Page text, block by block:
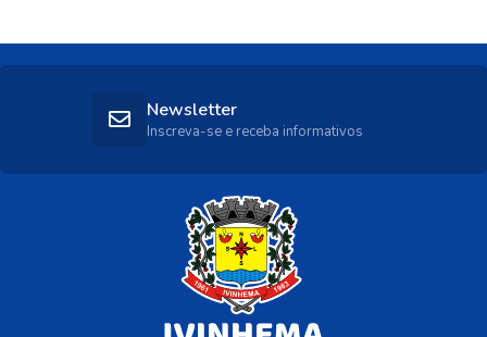
Newsletter
Inscreva-se e receba informativos